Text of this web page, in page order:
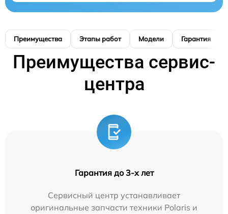
Преимущества Этапы работ Модели Гарантия
Преимущества сервис-
центра
Гарантия до 3-х лет
Сервисный центр устанавливает
оригинальные запчасти техники Polaris и